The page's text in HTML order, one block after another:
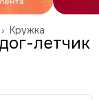
Кружка
›
летчик